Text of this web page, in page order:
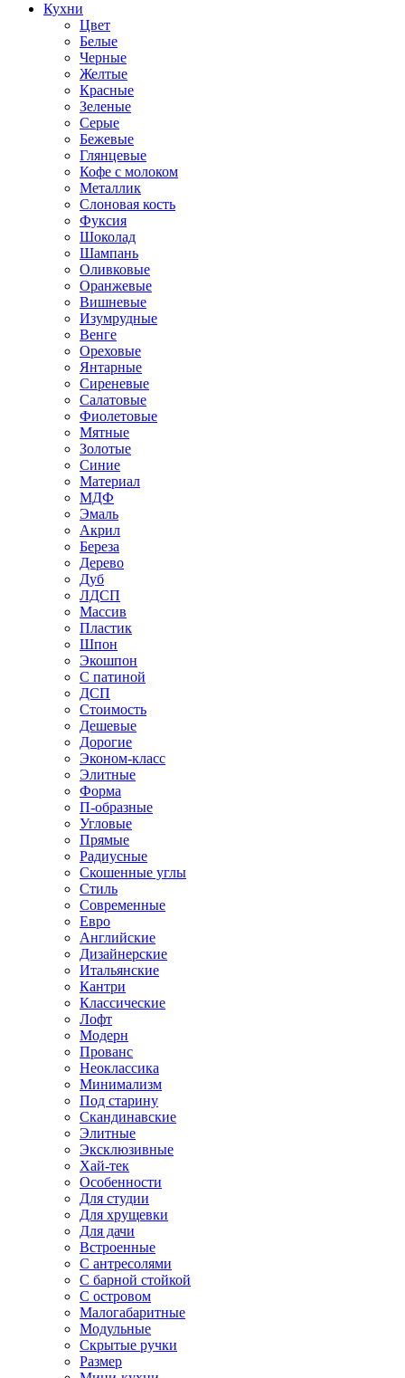
Кухни
Цвет
Белые
Черные
Желтые
Красные
Зеленые
Серые
Бежевые
Глянцевые
Кофе с молоком
Металлик
Слоновая кость
Фуксия
Шоколад
Шампань
Оливковые
Оранжевые
Вишневые
Изумрудные
Венге
Ореховые
Янтарные
Сиреневые
Салатовые
Фиолетовые
Мятные
Золотые
Синие
Материал
МДФ
Эмаль
Акрил
Береза
Дерево
Дуб
ЛДСП
Массив
Пластик
Шпон
Экошпон
С патиной
ДСП
Стоимость
Дешевые
Дорогие
Эконом-класс
Элитные
Форма
П-образные
Угловые
Прямые
Радиусные
Скошенные углы
Стиль
Современные
Евро
Английские
Дизайнерские
Итальянские
Кантри
Классические
Лофт
Модерн
Прованс
Неоклассика
Минимализм
Под старину
Скандинавские
Элитные
Эксклюзивные
Хай-тек
Особенности
Для студии
Для хрущевки
Для дачи
Встроенные
С антресолями
С барной стойкой
С островом
Малогабаритные
Модульные
Скрытые ручки
Размер